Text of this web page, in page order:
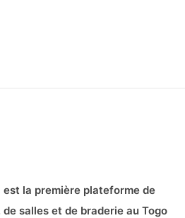
la première plateforme de
de salles et de braderie au Togo